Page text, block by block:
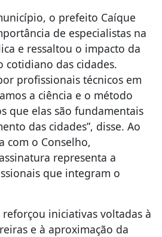
o prefeito Caíque
de especialistas na
e ressaltou o impacto da
cotidiano das cidades.
profissionais técnicos em
a ciência e o método
que elas são fundamentais
das cidades”, disse. Ao
com o Conselho,
representa a
que integram o
iniciativas voltadas à
e à aproximação da